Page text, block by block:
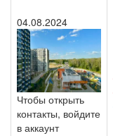
04.08.2024
Чтобы открыть
контакты, войдите
в аккаунт